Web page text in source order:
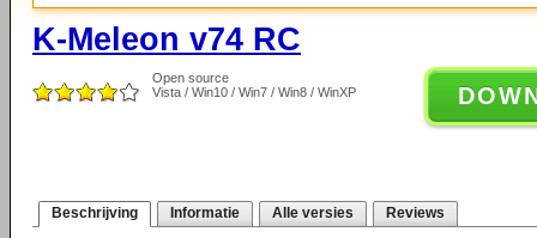
K-Meleon v74 RC
Open source
Vista / Win10 / Win7 / Win8 / WinXP
Beschrijving Informatie Alle versies Reviews